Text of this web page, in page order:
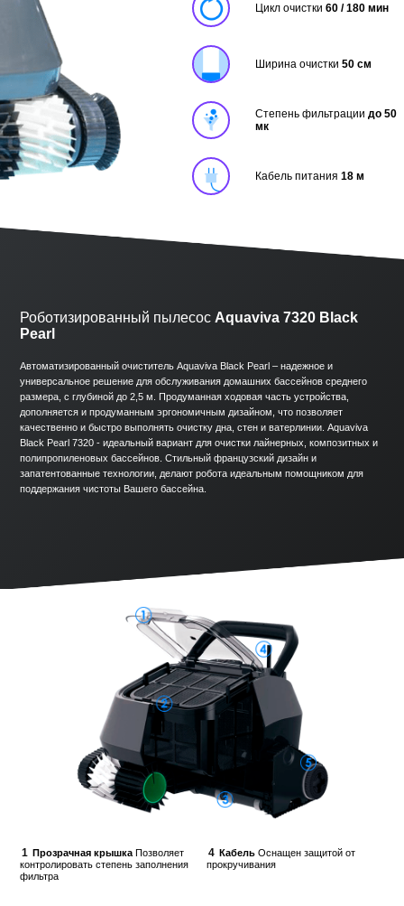
Цикл очистки 60 / 180 мин
Ширина очистки 50 см
Степень фильтрации до 50
мк
Кабель питания 18 м
Роботизированный пылесоc Aquaviva 7320 Black
Pearl
Автоматизированный очиститель Aquaviva Black Pearl – надежное и
универсальное решение для обслуживания домашних бассейнов среднего
размера, с глубиной до 2,5 м. Продуманная ходовая часть устройства,
дополняется и продуманным эргономичным дизайном, что позволяет
качественно и быстро выполнять очистку дна, стен и ватерлинии. Aquaviva
Black Pearl 7320 - идеальный вариант для очистки лайнерных, композитных и
полипропиленовых бассейнов. Стильный французский дизайн и
запатентованные технологии, делают робота идеальным помощником для
поддержания чистоты Вашего бассейна.
1 Прозрачная крышка Позволяет
контролировать степень заполнения
фильтра
4 КабельОснащен защитой от
прокручивания